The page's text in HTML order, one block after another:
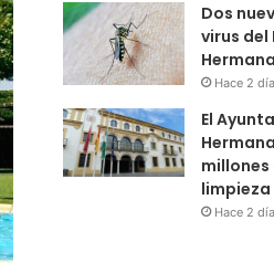
Dos
virus del
Hace 2
El
millones
limpieza
Hace 2